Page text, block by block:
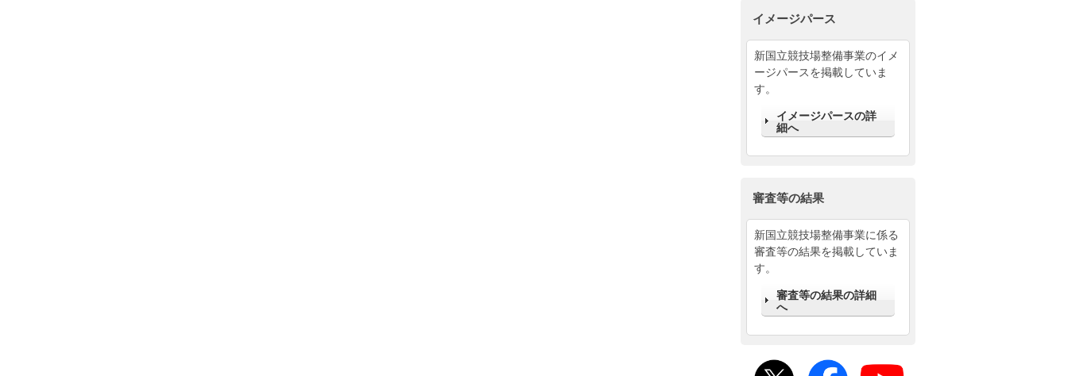
イメージパース
新国立競技場整備事業のイメ
ージパースを掲載していま
す。
イメージパースの詳
細へ
審査等の結果
新国立競技場整備事業に係る
審査等の結果を掲載していま
す。
審査等の結果の詳細
へ